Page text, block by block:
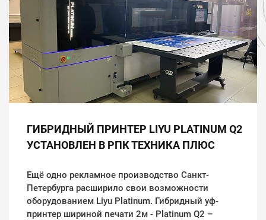
ГИБРИДНЫЙ ПРИНТЕР LIYU PLATINUM Q2
УСТАНОВЛЕН В РПК ТЕХНИКА ПЛЮС
Ещё одно рекламное производство Санкт-
Петербурга расширило свои возможности
оборудованием Liyu Platinum. Гибридный уф-
принтер шириной печати 2м - Platinum Q2 –